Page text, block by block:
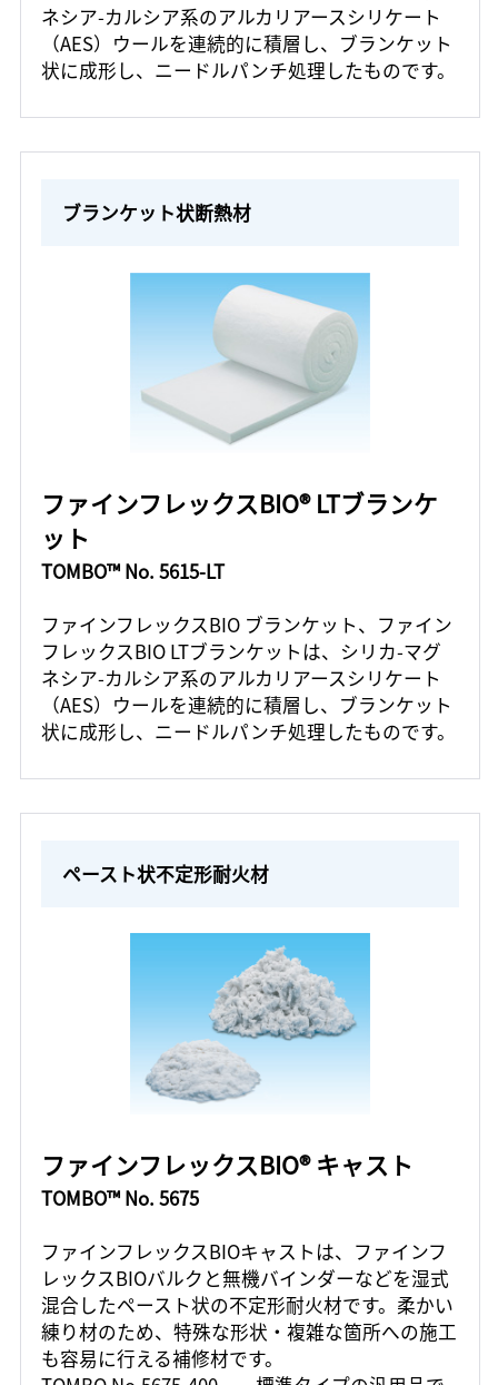
ネシア-カルシア系のアルカリアースシリケート
（AES）ウールを連続的に積層し、ブランケット
状に成形し、ニードルパンチ処理したものです。
ブランケット状断熱材
ファインフレックスBIO® LTブランケ
ット
TOMBO™ No. 5615-LT
ファインフレックスBIO ブランケット、ファイン
フレックスBIO LTブランケットは、シリカ-マグ
ネシア-カルシア系のアルカリアースシリケート
（AES）ウールを連続的に積層し、ブランケット
状に成形し、ニードルパンチ処理したものです。
ペースト状不定形耐火材
ファインフレックスBIO® キャスト
TOMBO™ No. 5675
ファインフレックスBIOキャストは、ファインフ
レックスBIOバルクと無機バインダーなどを湿式
混合したペースト状の不定形耐火材です。柔かい
練り材のため、特殊な形状・複雑な箇所への施工
も容易に行える補修材です。